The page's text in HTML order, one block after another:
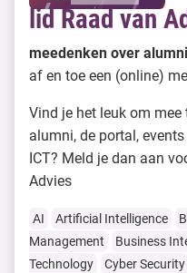
lid Raad van
meedenken over
af en toe een (online)
Vind je het leuk om
alumni, de portal,
ICT? Meld je dan aan
Advies
AI Artificial Intelligence
Management
Business
Technology
Cyber Security